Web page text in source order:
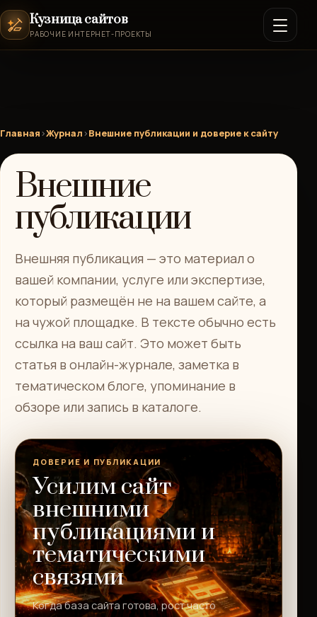
Кузница сайтов
РАБОЧИЕ ИНТЕРНЕТ-ПРОЕКТЫ
Главная›Журнал›Внешние публикации и доверие к сайту
Внешние
публикации
Внешняя публикация — это материал о
вашей компании, услуге или экспертизе,
который размещён не на вашем сайте, а
на чужой площадке. В тексте обычно есть
ссылка на ваш сайт. Это может быть
статья в онлайн-журнале, заметка в
тематическом блоге, упоминание в
обзоре или запись в каталоге.
ДОВЕРИЕ И ПУБЛИКАЦИИ
Усилим сайт
внешними
публикациями и
тематическими
связями
Когда база сайта готова, рост часто